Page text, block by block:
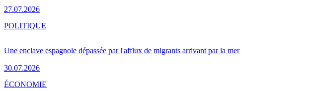
27.07.2026
Une enclave espagnole dépassée par l'afflux de migrants arrivant par la mer
30.07.2026
POLITIQUE
ÉCONOMIE